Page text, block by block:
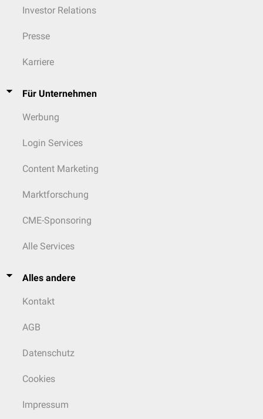
Investor Relations
Presse
Karriere
Für Unternehmen
Werbung
Login Services
Content Marketing
Marktforschung
CME-Sponsoring
Alle Services
Alles andere
Kontakt
AGB
Datenschutz
Cookies
Impressum